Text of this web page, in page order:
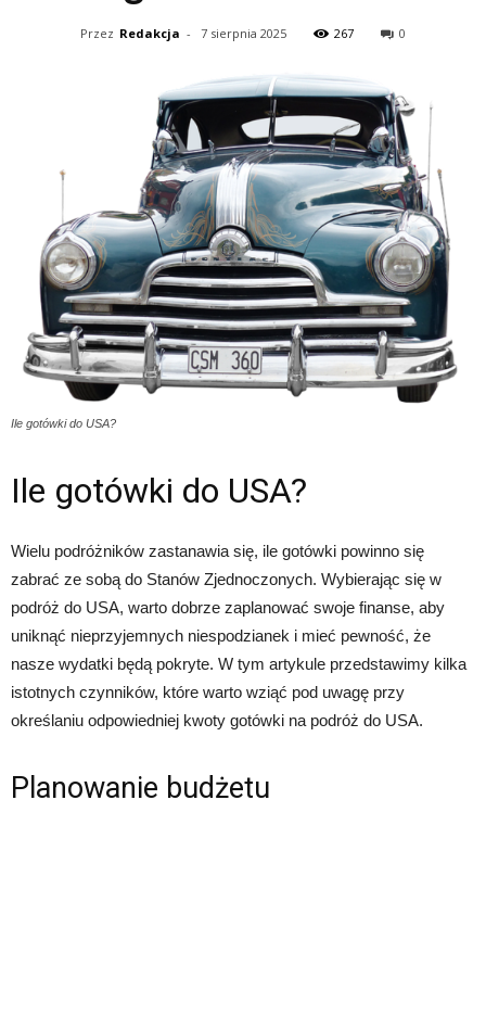
Przez Redakcja - 7 sierpnia 2025 267 0
Ile gotówki do USA?
Ile gotówki do USA?
Wielu podróżników zastanawia się, ile gotówki powinno się
zabrać ze sobą do Stanów Zjednoczonych. Wybierając się w
podróż do USA, warto dobrze zaplanować swoje finanse, aby
uniknąć nieprzyjemnych niespodzianek i mieć pewność, że
nasze wydatki będą pokryte. W tym artykule przedstawimy kilka
istotnych czynników, które warto wziąć pod uwagę przy
określaniu odpowiedniej kwoty gotówki na podróż do USA.
Planowanie budżetu